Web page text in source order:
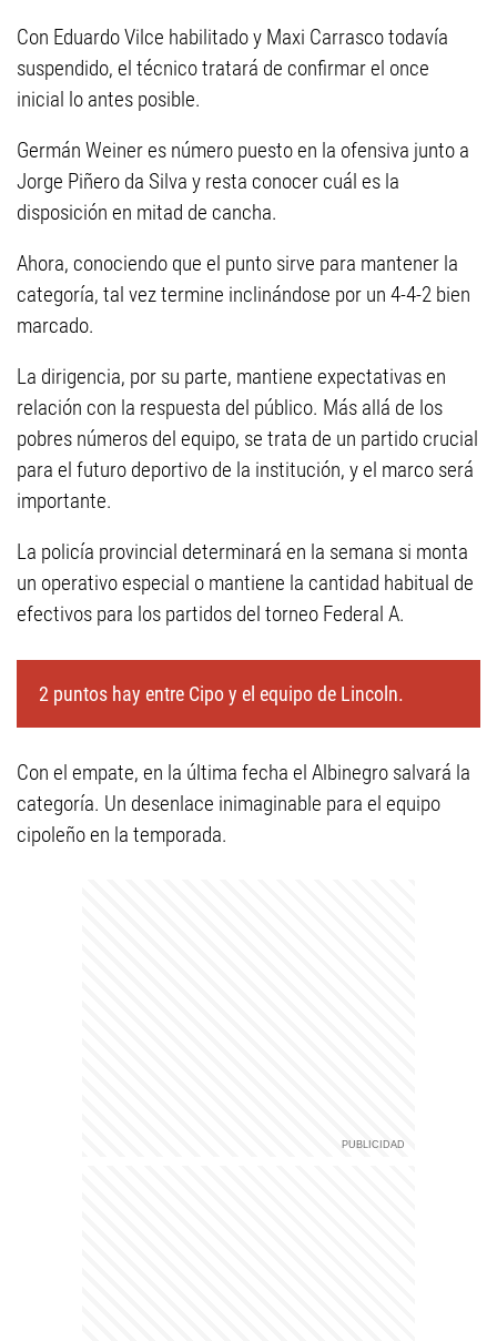
Con Eduardo Vilce habilitado y Maxi Carrasco todavía
suspendido, el técnico tratará de confirmar el once
inicial lo antes posible.
Germán Weiner es número puesto en la ofensiva junto a
Jorge Piñero da Silva y resta conocer cuál es la
disposición en mitad de cancha.
Ahora, conociendo que el punto sirve para mantener la
categoría, tal vez termine inclinándose por un 4-4-2 bien
marcado.
La dirigencia, por su parte, mantiene expectativas en
relación con la respuesta del público. Más allá de los
pobres números del equipo, se trata de un partido crucial
para el futuro deportivo de la institución, y el marco será
importante.
La policía provincial determinará en la semana si monta
un operativo especial o mantiene la cantidad habitual de
efectivos para los partidos del torneo Federal A.
2 puntos hay entre Cipo y el equipo de Lincoln.
Con el empate, en la última fecha el Albinegro salvará la
categoría. Un desenlace inimaginable para el equipo
cipoleño en la temporada.